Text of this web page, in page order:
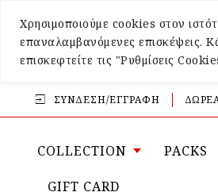
Χρησιμοποιούμε cookies στον
επαναλαμβανόμενες επισκέψεις.
επισκεφτείτε τις "Ρυθμίσεις
ΣΎΝΔΕΣΗ/ΕΓΓΡΑΦΉ
COLLECTION PACKS
GIFT CARD